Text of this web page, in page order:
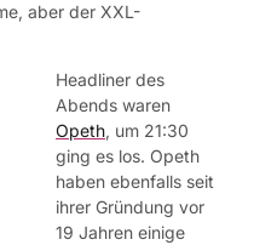
aber der XXL-
Headliner des
Abends waren
Opeth, um 21:30
ging es los. Opeth
haben ebenfalls seit
ihrer Gründung vor
19 Jahren einige